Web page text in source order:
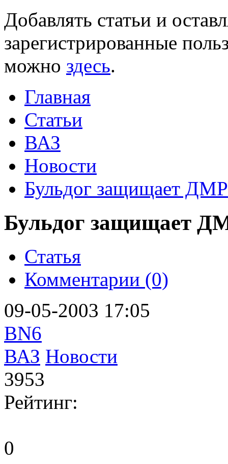
Добавлять статьи и
зарегистрированные
можно здесь.
Главная
Статьи
ВАЗ
Новости
Бульдог защищает
Бульдог защищает
Статья
Комментарии (0)
09-05-2003 17:05
BN6
ВАЗ Новости
3953
Рейтинг:
0